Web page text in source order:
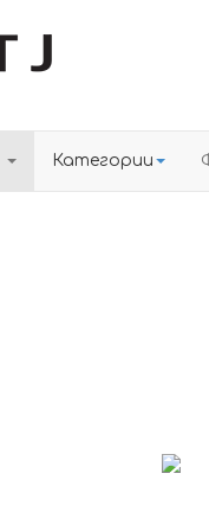
Категории